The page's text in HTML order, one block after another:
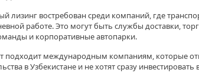
лизинг востребован среди компаний, где
работе. Это могут быть службы доставки,
и корпоративные автопарки.
подходит международным компаниям, которые
в Узбекистане и не хотят сразу